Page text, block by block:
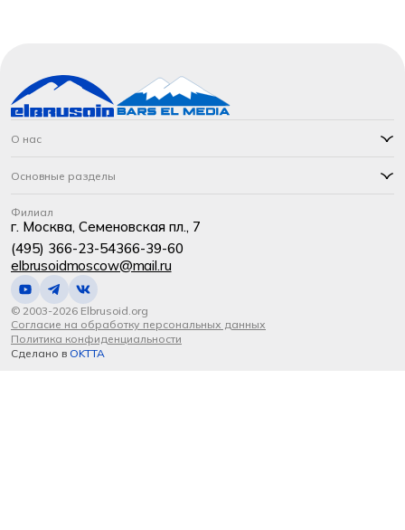
О нас
Основные разделы
Филиал
г. Москва, Семеновская пл., 7
(495) 366-23-54366-39-60
elbrusoidmoscow@mail.ru
© 2003-2026 Elbrusoid.org
Согласие на обработку персональных данных
Политика конфиденциальности
Сделано в OKTTA